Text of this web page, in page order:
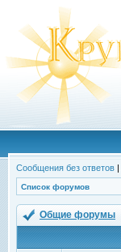
Сообщения без ответов |
Список форумов
Общие форумы